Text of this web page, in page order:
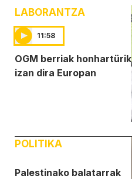
LABORANTZA
11:58
OGM berriak honhartürik
izan dira Europan
POLITIKA
Palestinako balatarrak